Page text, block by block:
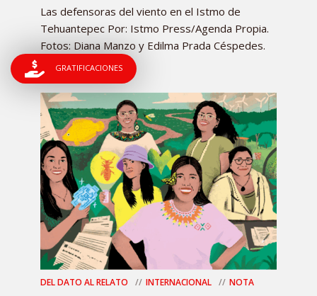
Las defensoras del viento en el Istmo de
Tehuantepec Por: Istmo Press/Agenda Propia.
Fotos: Diana Manzo y Edilma Prada Céspedes.
Fecha: 29 de junio...
DEL DATO AL RELATO INTERNACIONAL NOTA
GRATIFICACIONES